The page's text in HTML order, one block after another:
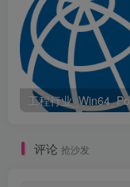
评论 抢沙发